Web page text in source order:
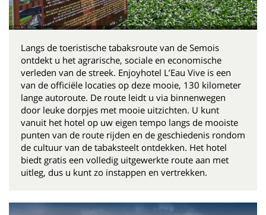
Langs de toeristische tabaksroute van de Semois
ontdekt u het agrarische, sociale en economische
verleden van de streek. Enjoyhotel L’Eau Vive is een
van de officiële locaties op deze mooie, 130 kilometer
lange autoroute. De route leidt u via binnenwegen
door leuke dorpjes met mooie uitzichten. U kunt
vanuit het hotel op uw eigen tempo langs de mooiste
punten van de route rijden en de geschiedenis rondom
de cultuur van de tabaksteelt ontdekken. Het hotel
biedt gratis een volledig uitgewerkte route aan met
uitleg, dus u kunt zo instappen en vertrekken.